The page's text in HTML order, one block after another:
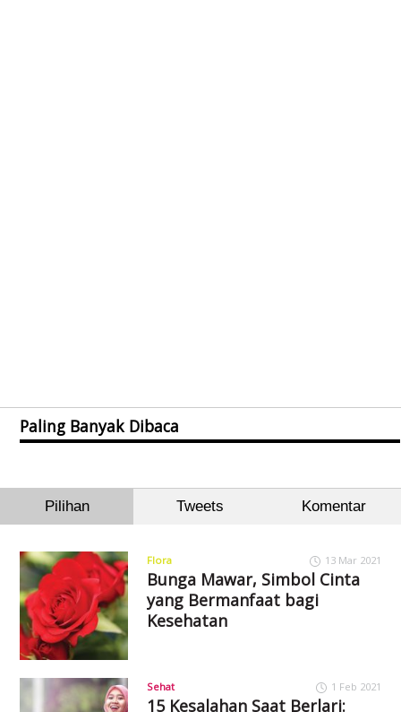
Paling Banyak Dibaca
Pilihan Tweets Komentar
Flora 13 Mar 2021
Bunga Mawar, Simbol Cinta
yang Bermanfaat bagi
Kesehatan
Sehat 1 Feb 2021
15 Kesalahan Saat Berlari: